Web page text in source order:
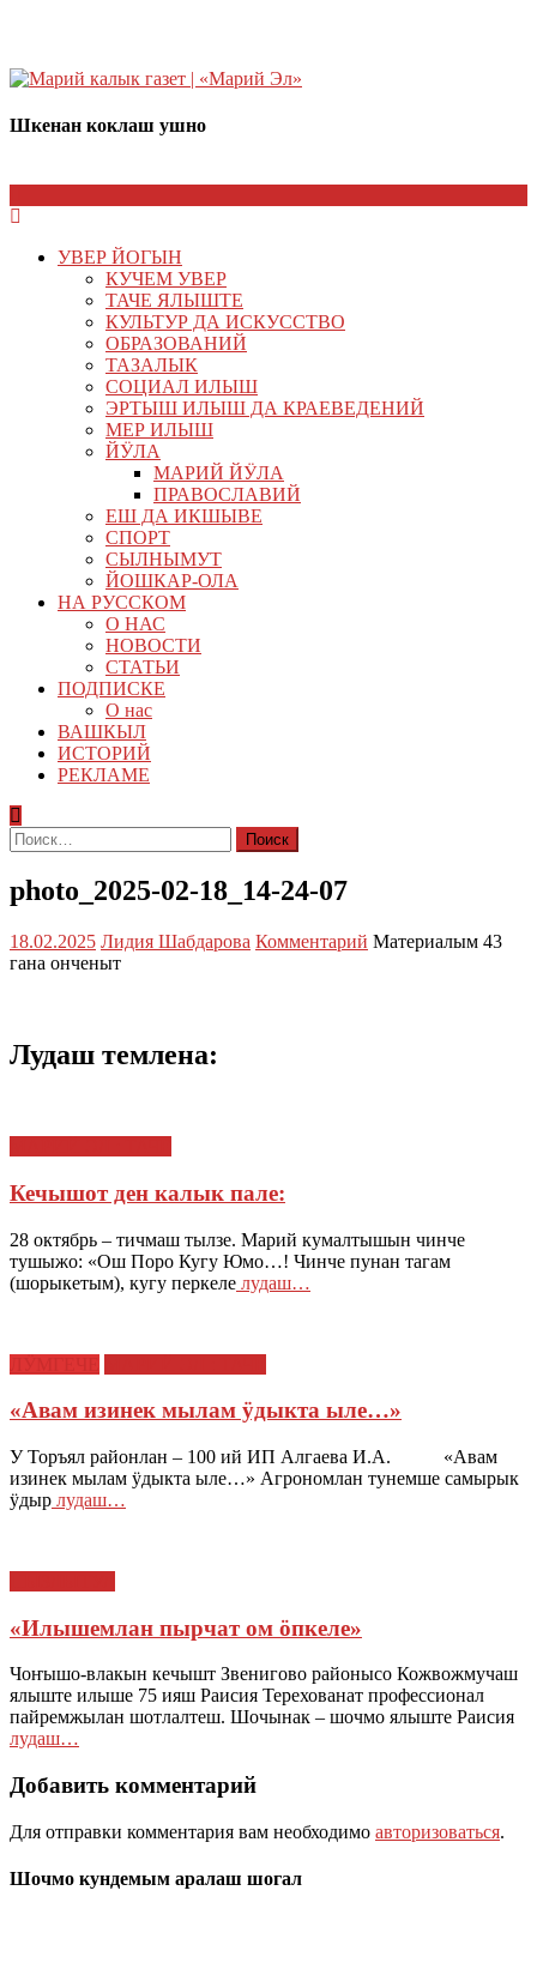
Шкенан коклаш ушно
УВЕР ЙОГЫН
КУЧЕМ УВЕР
ТАЧЕ ЯЛЫШТЕ
КУЛЬТУР ДА ИСКУССТВО
ОБРАЗОВАНИЙ
ТАЗАЛЫК
СОЦИАЛ ИЛЫШ
ЭРТЫШ ИЛЫШ ДА КРАЕВЕДЕНИЙ
МЕР ИЛЫШ
ЙӰЛА
МАРИЙ ЙӰЛА
ПРАВОСЛАВИЙ
ЕШ ДА ИКШЫВЕ
СПОРТ
СЫЛНЫМУТ
ЙОШКАР-ОЛА
НА РУССКОМ
О НАС
НОВОСТИ
СТАТЬИ
ПОДПИСКЕ
О нас
ВАШКЫЛ
ИСТОРИЙ
РЕКЛАМЕ
Найти:
photo_2025-02-18_14-24-07
18.02.2025 Лидия Шабдарова Комментарий Материалым 43
гана онченыт
Лудаш темлена:
Кечышот ден калык пале:
28 октябрь – тичмаш тылзе. Марий кумалтышын чинче
тушыжо: «Ош Поро Кугу Юмо…! Чинче пунан тагам
(шорыкетым), кугу перкеле лудаш…
«Авам изинек мылам ӱдыкта ыле…»
У Торъял районлан – 100 ий ИП Алгаева И.А. «Авам
изинек мылам ӱдыкта ыле…» Агрономлан тунемше самырык
ӱдыр лудаш…
«Илышемлан пырчат ом ӧпкеле»
Чоҥышо-влакын кечышт Звенигово районысо Кожвожмучаш
ялыште илыше 75 ияш Раисия Терехованат профессионал
пайремжылан шотлалтеш. Шочынак – шочмо ялыште Раисия
лудаш…
Добавить комментарий
Для отправки комментария вам необходимо авторизоваться.
Шочмо кундемым аралаш шогал